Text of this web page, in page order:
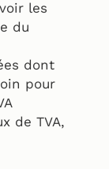
les
du
dont
pour
de TVA,